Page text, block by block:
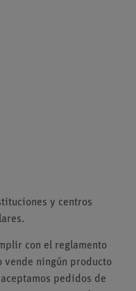
y centros
con el reglamento
vende ningún producto
pedidos de